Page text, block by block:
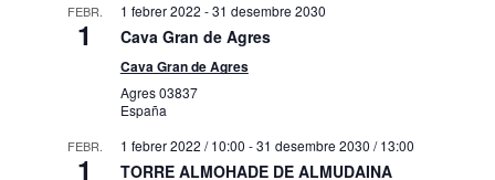
FEBR.
1
1 febrer 2022 -31 desembre 2030
Cava Gran de Agres
Cava Gran de Agres
Agres03837
España
FEBR.
1
1 febrer 2022 / 10:00 -31 desembre 2030 / 13:00
TORRE ALMOHADE DE ALMUDAINA